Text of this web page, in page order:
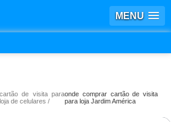
MENU
de visita para
loja de celulares
onde comprar cartão de visita
para loja Jardim América